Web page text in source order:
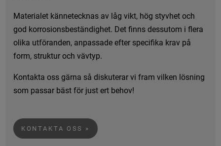
Materialet kännetecknas av låg vikt, hög styvhet och
god korrosionsbeständighet. Det finns dessutom i flera
olika utföranden, anpassade efter specifika krav på
form, struktur och vävtyp.
Kontakta oss gärna så diskuterar vi fram vilken lösning
som passar bäst för just ert behov!
KONTAKTA OSS